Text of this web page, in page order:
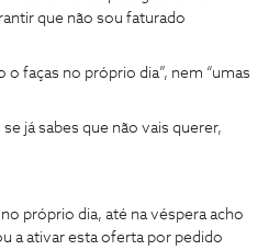
que não sou faturado
o faças no próprio dia”, nem “umas
já sabes que não vais querer,
próprio dia, até na véspera acho
a ativar esta oferta por pedido